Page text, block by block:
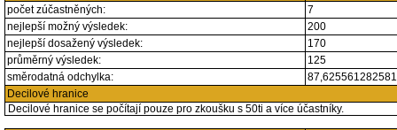
počet zúčastněných:
7
nejlepší možný výsledek:
200
nejlepší dosažený výsledek:
170
průměrný výsledek:
125
směrodatná odchylka:
Decilové hranice
Decilové hranice se počítají pouze pro zkoušku s 50ti a více účastníky.